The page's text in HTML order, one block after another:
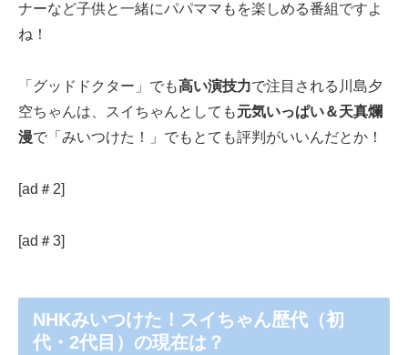
ナーなど子供と一緒にパパママもを楽しめる番組ですよ
ね！
「グッドドクター」でも高い演技力で注目される川島夕
空ちゃんは、スイちゃんとしても元気いっぱい＆天真爛
漫で「みいつけた！」でもとても評判がいいんだとか！
[ad＃2]
[ad＃3]
NHKみいつけた！スイちゃん歴代（初
代・2代目）の現在は？